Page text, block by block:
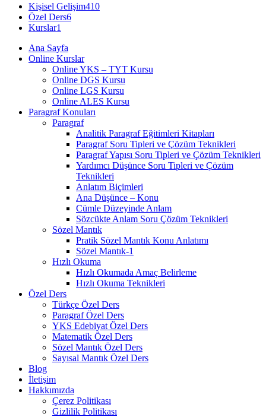
Kişisel Gelişim410
Özel Ders6
Kurslar1
Ana Sayfa
Online Kurslar
Online YKS – TYT Kursu
Online DGS Kursu
Online LGS Kursu
Online ALES Kursu
Paragraf Konuları
Paragraf
Analitik Paragraf Eğitimleri Kitapları
Paragraf Soru Tipleri ve Çözüm Teknikleri
Paragraf Yapısı Soru Tipleri ve Çözüm Teknikleri
Yardımcı Düşünce Soru Tipleri ve Çözüm
Teknikleri
Anlatım Biçimleri
Ana Düşünce – Konu
Cümle Düzeyinde Anlam
Sözcükte Anlam Soru Çözüm Teknikleri
Sözel Mantık
Pratik Sözel Mantık Konu Anlatımı
Sözel Mantık-1
Hızlı Okuma
Hızlı Okumada Amaç Belirleme
Hızlı Okuma Teknikleri
Özel Ders
Türkçe Özel Ders
Paragraf Özel Ders
YKS Edebiyat Özel Ders
Matematik Özel Ders
Sözel Mantık Özel Ders
Sayısal Mantık Özel Ders
Blog
İletişim
Hakkımızda
Çerez Politikası
Gizlilik Politikası